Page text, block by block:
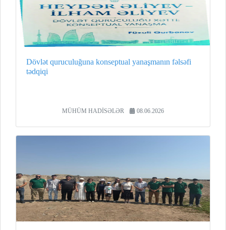
Dövlət quruculuğuna konseptual yanaşmanın fəlsəfi
tədqiqi
MÜHÜM HADİSƏLƏR 08.06.2026